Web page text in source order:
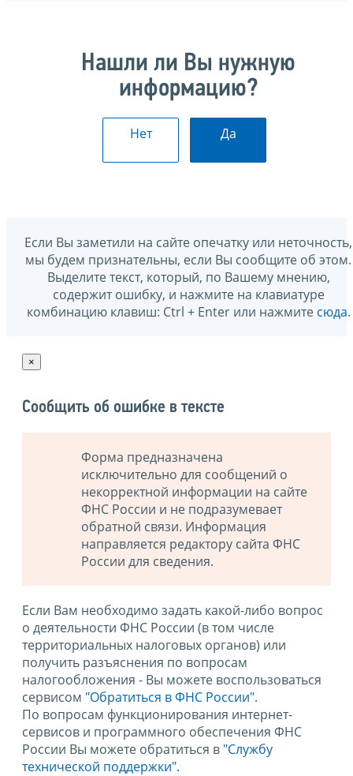
Нашли ли Вы нужную
информацию?
Нет Да
Если Вы заметили на сайте опечатку или неточность,
мы будем признательны, если Вы сообщите об этом.
Выделите текст, который, по Вашему мнению,
содержит ошибку, и нажмите на клавиатуре
комбинацию клавиш: Ctrl + Enter или нажмите сюда.
×
Сообщить об ошибке в тексте
Форма предназначена
исключительно для сообщений о
некорректной информации на сайте
ФНС России и не подразумевает
обратной связи. Информация
направляется редактору сайта ФНС
России для сведения.
Если Вам необходимо задать какой-либо вопрос
о деятельности ФНС России (в том числе
территориальных налоговых органов) или
получить разъяснения по вопросам
налогообложения - Вы можете воспользоваться
сервисом "Обратиться в ФНС России".
По вопросам функционирования интернет-
сервисов и программного обеспечения ФНС
России Вы можете обратиться в "Службу
технической поддержки".